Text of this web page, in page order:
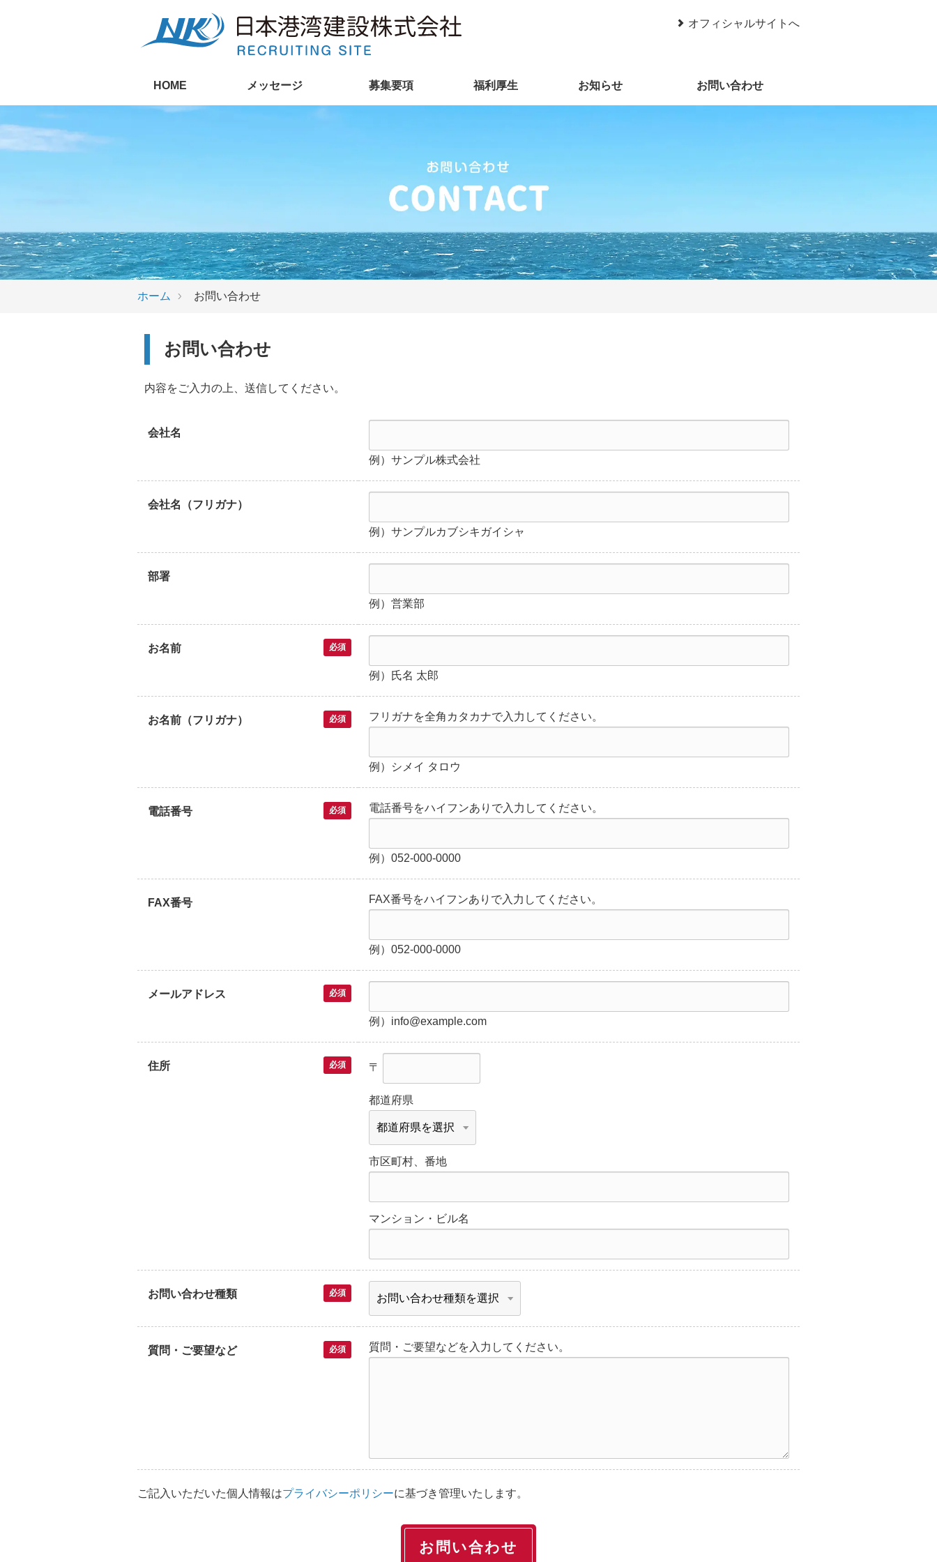
オフィシャルサイトへ
HOME メッセージ 募集要項 福利厚生 お知らせ お問い合わせ
ホーム お問い合わせ
お問い合わせ
内容をご入力の上、送信してください。
会社名
例）サンプル株式会社
会社名（フリガナ）
例）サンプルカブシキガイシャ
部署
例）営業部
お名前 必須
例）氏名 太郎
お名前（フリガナ） 必須 フリガナを全角カタカナで入力してください。
例）シメイ タロウ
電話番号 必須 電話番号をハイフンありで入力してください。
例）052-000-0000
FAX番号 FAX番号をハイフンありで入力してください。
例）052-000-0000
メールアドレス 必須
例）info@example.com
住所 必須 〒
都道府県
市区町村、番地
マンション・ビル名
お問い合わせ種類 必須
質問・ご要望など 必須 質問・ご要望などを入力してください。
ご記入いただいた個人情報はプライバシーポリシーに基づき管理いたします。